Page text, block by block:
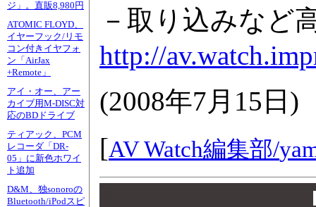
ジ」。直販8,980円
ATOMIC FLOYD、
イヤーフック/リモ
コン付きイヤフォ
ン「AirJax
+Remote」
アイ・オー、アー
カイブ用M-DISC対
応のBDドライブ
ティアック、PCM
レコーダ「DR-
05」に新色ホワイ
ト追加
D&M、独sonoroの
Bluetooth/iPodスピ
－取り込みなど
http://
(2008年7月15日 )
[AV Watch編集部/